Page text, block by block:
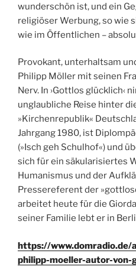
wunderschön ist, und ein
religiöser Werbung, so wie
wie im Öffentlichen –
Provokant, unterhaltsam
Philipp Möller mit seinen
Nerv. In ›Gottlos glücklich‹
unglaubliche Reise hinter
»Kirchenrepublik«
Jahrgang 1980, ist
(»Isch geh Schulhof«) und
sich für ein säkularisiertes
Humanismus und der
Pressereferent der
arbeitet heute für die
seiner Familie lebt er in
https://
philipp-moeller-autor-